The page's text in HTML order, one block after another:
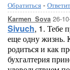
Обратиться -
Karmen_Sova 26-
Sivuch, 1. Тебе
еще одну жизнь.
родиться и как
бухгалтерия